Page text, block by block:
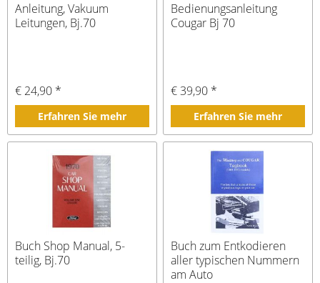
Anleitung, Vakuum
Leitungen, Bj.70
€ 24,90 *
Erfahren Sie mehr
Bedienungsanleitung
Cougar Bj 70
€ 39,90 *
Erfahren Sie mehr
Buch Shop Manual, 5-
teilig, Bj.70
Buch zum Entkodieren
aller typischen Nummern
am Auto